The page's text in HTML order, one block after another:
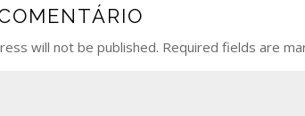
will not be published. Required fields are